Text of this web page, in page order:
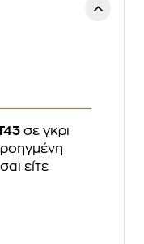
σε γκρι
είτε